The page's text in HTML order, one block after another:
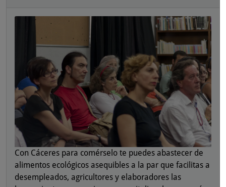
Con Cáceres para comérselo te puedes abastecer de
alimentos ecológicos asequibles a la par que facilitas a
desempleados, agricultores y elaboradores las